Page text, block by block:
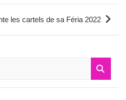
les cartels de sa Féria 2022